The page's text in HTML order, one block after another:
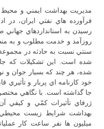
مديريت بهداشت ايمني و
فرآورده هاي نفتي ايران،
رسيدن به استانداردهاي جهاني
روزآمد و خدمت مطلوب و به
شده است. اين تشكيلات كه
شده، هر چند كه بسيار جوان و
خود كارنامه اي پربار و تأثيري
جا گذاشته است. با نگاهي
ژرفاي تأثيرات كمّي و كيفي
بهداشت شرايط زيست
ميليون ها نفر ساعت كار